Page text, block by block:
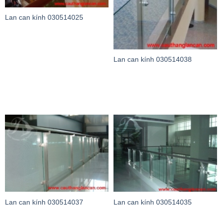
Lan can kính 030514025
Lan can kính 030514038
Lan can kính 030514037 Lan can kính 030514035